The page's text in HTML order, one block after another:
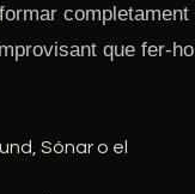
completament
que fer-ho
Sónar o el